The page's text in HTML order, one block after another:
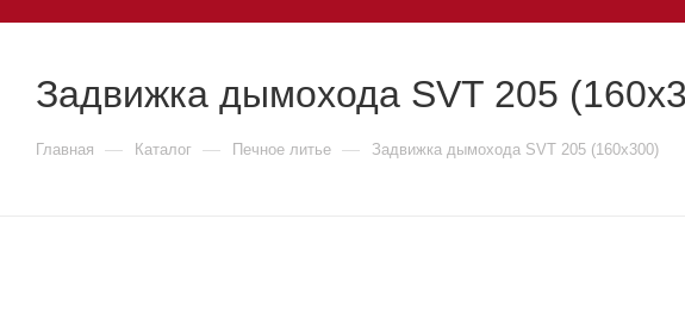
Задвижка дымохода SVT 205
Главная — Каталог — Печное литье — Задвижка дымохода SVT 205 (160x300)